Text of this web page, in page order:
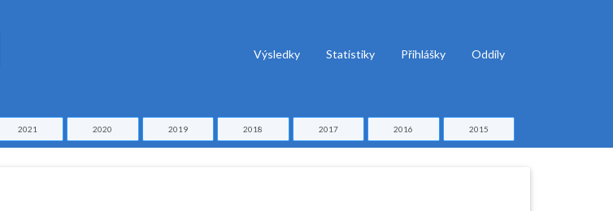
Výsledky Statistiky Přihlášky Oddíly
2021 2020 2019 2018 2017 2016 2015